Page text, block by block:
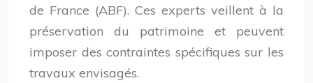
de France (ABF). Ces experts veillent à la
préservation du patrimoine et peuvent
imposer des contraintes spécifiques sur les
travaux envisagés.